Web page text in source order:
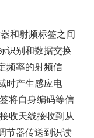
和射频标签之间
识别和数据交换
频率的射频信
时产生感应电
将自身编码等信
收天线接收到从
节器传送到识读